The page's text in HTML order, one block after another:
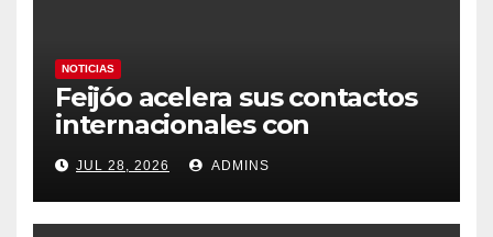
NOTICIAS
Feijóo acelera sus contactos
internacionales con
Latinoamérica como socio
prioritario en su agenda de
gobierno
JUL 28, 2026 ADMINS